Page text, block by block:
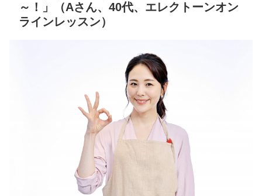
～！」（Aさん、40代、エレクトーンオン
ラインレッスン）